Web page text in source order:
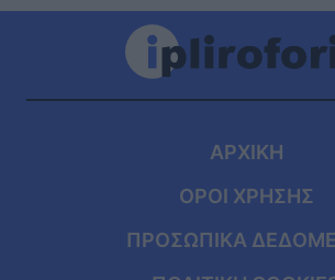
ΑΡΧΙΚΗ
ΟΡΟΙ ΧΡΗΣΗΣ
ΠΡΟΣΩΠΙΚΑ